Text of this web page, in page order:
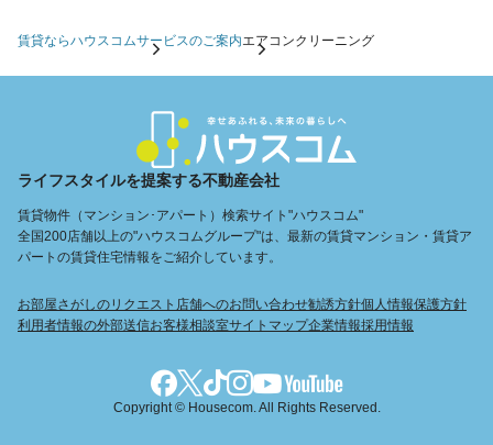
賃貸ならハウスコムサービスのご案内エアコンクリーニング
ライフスタイルを提案する不動産会社
賃貸物件（マンション･アパート）検索サイト"ハウスコム"
全国200店舗以上の"ハウスコムグループ"は、最新の賃貸マンション・賃貸ア
パートの賃貸住宅情報をご紹介しています。
お部屋さがしのリクエスト 店舗へのお問い合わせ勧誘方針個人情報保護方針
利用者情報の外部送信お客様相談室サイトマップ企業情報採用情報
Copyright © Housecom. All Rights Reserved.